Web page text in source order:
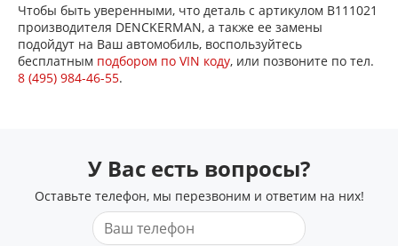
Чтобы быть уверенными, что деталь с артикулом B111021
производителя DENCKERMAN, а также ее замены
подойдут на Ваш автомобиль, воспользуйтесь
бесплатным подбором по VIN коду, или позвоните по тел.
8 (495) 984-46-55.
У Вас есть вопросы?
Оставьте телефон, мы перезвоним и ответим на них!